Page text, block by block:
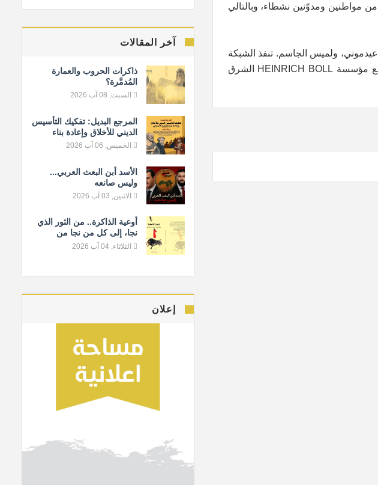
مواطنين ومدوّنين نشطاء، وبالتالي
وميليا عيدموني، ولميس الجاسم. تنفذ الشبكة
نشاطاتها بدعمٍ من المنظمة الهولنديةHIVOS ، والقناة الفرنسية الدولية CFI. إضافةً إلى شراكاتٍ مع مؤسسة HEINRICH BOLL الشرق
آخر المقالات
ذاكرات الحروب والعمارة
المُدمَّرة؟
السبت, 08 آب 2026
المرجع البديل: تفكيك التأسيس
الديني للأخلاق وإعادة بناء
المعيار الإنساني
الخميس, 06 آب 2026
الأسد أبن البعث العربي...
وليس صانعه
الاثنين, 03 آب 2026
أوعية الذاكرة.. من الثور الذي
نجا، إلى كل من نجا من
النسيان
الثلاثاء, 04 آب 2026
إعلان